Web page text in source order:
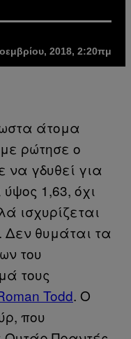
2018, 2:20πμ
άτομα
ρώτησε ο
να γδυθεί για
1,63, όχι
ισχυρίζεται
Δεν θυμάται τα
του
τους
Todd. Ο
που